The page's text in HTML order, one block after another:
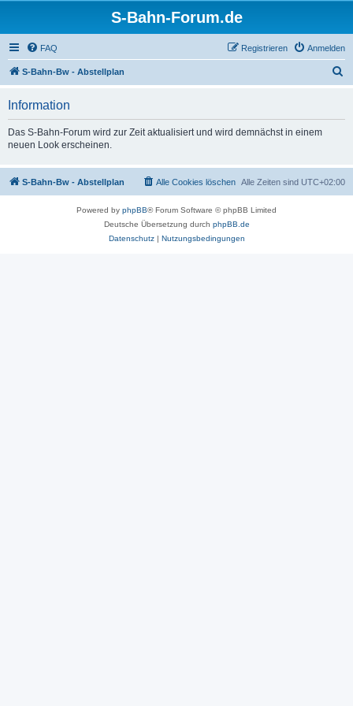
S-Bahn-Forum.de
FAQ Anmelden
Registrieren
S-Bahn-Bw - Abstellplan
Information
Das S-Bahn-Forum wird zur Zeit aktualisiert und wird demnächst in einem
neuen Look erscheinen.
S-Bahn-Bw - Abstellplan Alle Zeiten sind UTC+02:00
Alle Cookies löschen
Powered by phpBB® Forum Software © phpBB Limited
Deutsche Übersetzung durch phpBB.de
Datenschutz| Nutzungsbedingungen